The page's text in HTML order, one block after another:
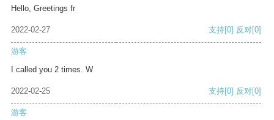
Hello, Greetings fr
2022-02-27 支持[0] 反对[0]
游客
I called you 2 times. W
2022-02-25 支持[0] 反对[0]
游客